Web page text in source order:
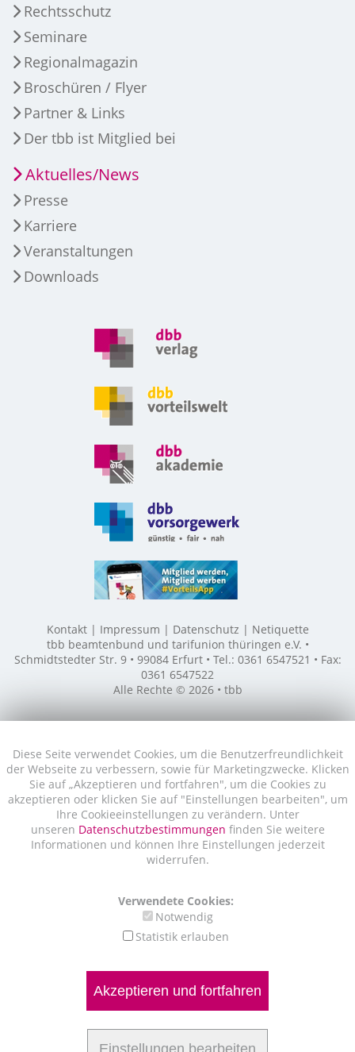
Diese Seite verwendet Cookies, um die Benutzerfreundlichkeit
der Webseite zu verbessern, sowie für Marketingzwecke. Klicken
Sie auf „Akzeptieren und fortfahren", um die Cookies zu
akzeptieren oder klicken Sie auf "Einstellungen bearbeiten", um
Ihre Cookieeinstellungen zu verändern. Unter
unseren Datenschutzbestimmungen finden Sie weitere
Informationen und können Ihre Einstellungen jederzeit
widerrufen.
Verwendete Cookies:
Notwendig
Statistik erlauben
Akzeptieren und fortfahren
Einstellungen bearbeiten
Rechtsschutz
Seminare
Regionalmagazin
Broschüren / Flyer
Partner & Links
Der tbb ist Mitglied bei
Aktuelles/News
Presse
Karriere
Veranstaltungen
Downloads
Kontakt Impressum Datenschutz
Netiquette
tbb beamtenbund und tarifunion thüringen e.V. •
Schmidtstedter Str. 9 • 99084 Erfurt • Tel.: 0361 6547521 • Fax:
0361 6547522
Alle Rechte © 2026 • tbb